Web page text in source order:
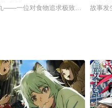
5日在东京电视台放送。本季会讲
——一位对食物追求极致的吸血鬼，
故事发